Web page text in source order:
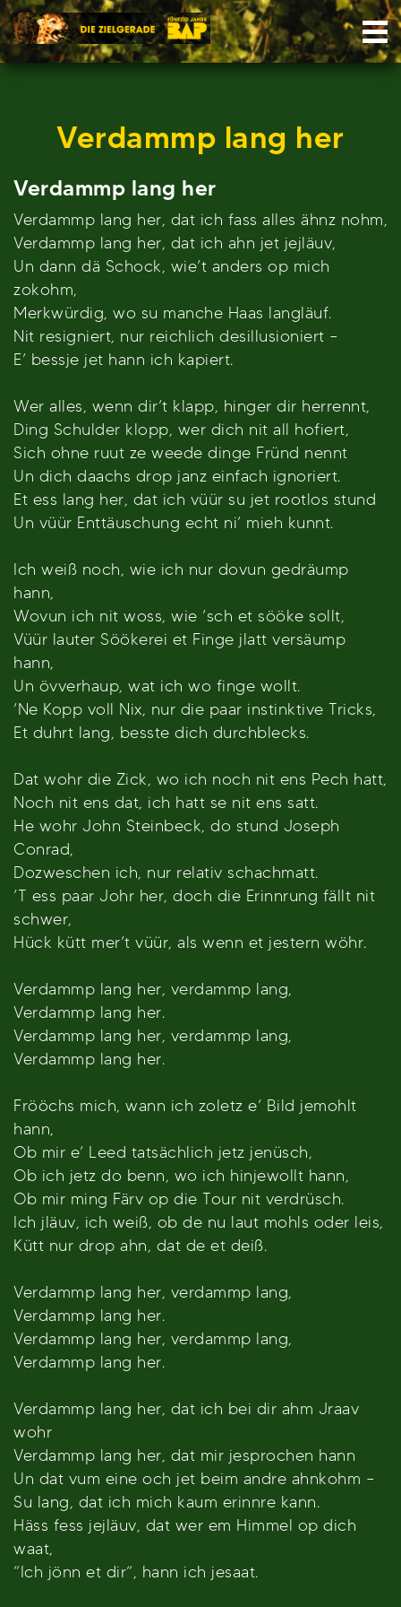
Skip
to
content
Verdammp lang her
Verdammp lang her
Verdammp lang her, dat ich fass alles ähnz nohm,
Verdammp lang her, dat ich ahn jet jejläuv,
Un dann dä Schock, wie’t anders op mich
zokohm,
Merkwürdig, wo su manche Haas langläuf.
Nit resigniert, nur reichlich desillusioniert –
E’ bessje jet hann ich kapiert.
Wer alles, wenn dir’t klapp, hinger dir herrennt,
Ding Schulder klopp, wer dich nit all hofiert,
Sich ohne ruut ze weede dinge Fründ nennt
Un dich daachs drop janz einfach ignoriert.
Et ess lang her, dat ich vüür su jet rootlos stund
Un vüür Enttäuschung echt ni’ mieh kunnt.
Ich weiß noch, wie ich nur dovun gedräump
hann,
Wovun ich nit woss, wie ’sch et sööke sollt,
Vüür lauter Söökerei et Finge jlatt versäump
hann,
Un övverhaup, wat ich wo finge wollt.
’Ne Kopp voll Nix, nur die paar instinktive Tricks,
Et duhrt lang, besste dich durchblecks.
Dat wohr die Zick, wo ich noch nit ens Pech hatt,
Noch nit ens dat, ich hatt se nit ens satt.
He wohr John Steinbeck, do stund Joseph
Conrad,
Dozweschen ich, nur relativ schachmatt.
’T ess paar Johr her, doch die Erinnrung fällt nit
schwer,
Hück kütt mer’t vüür, als wenn et jestern wöhr.
Verdammp lang her, verdammp lang,
Verdammp lang her.
Verdammp lang her, verdammp lang,
Verdammp lang her.
Frööchs mich, wann ich zoletz e’ Bild jemohlt
hann,
Ob mir e’ Leed tatsächlich jetz jenüsch,
Ob ich jetz do benn, wo ich hinjewollt hann,
Ob mir ming Färv op die Tour nit verdrüsch.
Ich jläuv, ich weiß, ob de nu laut mohls oder leis,
Kütt nur drop ahn, dat de et deiß.
Verdammp lang her, verdammp lang,
Verdammp lang her.
Verdammp lang her, verdammp lang,
Verdammp lang her.
Verdammp lang her, dat ich bei dir ahm Jraav
wohr
Verdammp lang her, dat mir jesprochen hann
Un dat vum eine och jet beim andre ahnkohm –
Su lang, dat ich mich kaum erinnre kann.
Häss fess jejläuv, dat wer em Himmel op dich
waat,
“Ich jönn et dir“, hann ich jesaat.